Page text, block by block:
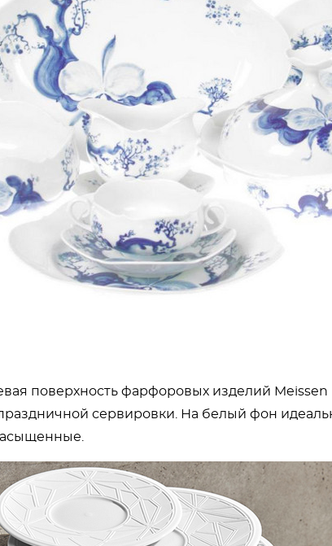
поверхность фарфоровых изделий Meissen
сервировки. На белый фон